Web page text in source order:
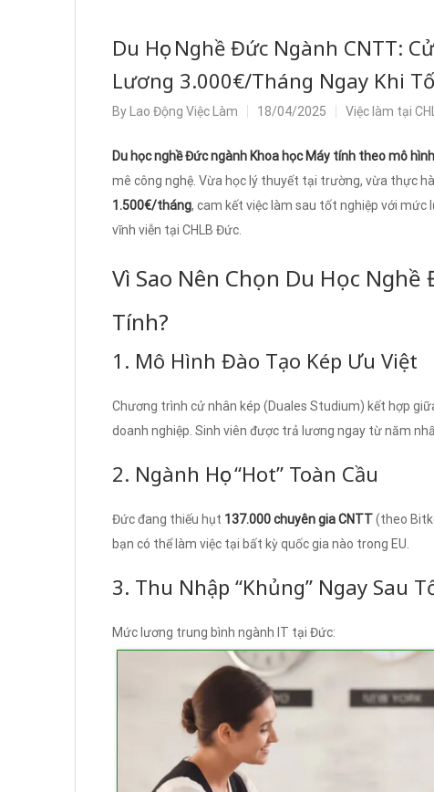
Du Học Nghề Đức Ngành CNTT:
Lương 3.000€/Tháng Ngay Khi
By Lao Động Việc Làm 18/04/2025 Việc làm tại
Du học nghề Đức ngành Khoa học Máy tính theo mô
mê công nghệ. Vừa học lý thuyết tại trường, vừa thực
1.500€/tháng, cam kết việc làm sau tốt nghiệp với mức
vĩnh viễn tại CHLB Đức.
Vì Sao Nên Chọn Du Học
Tính?
1. Mô Hình Đào Tạo Kép Ưu Việt
Chương trình cử nhân kép (Duales Studium) kết hợp
doanh nghiệp. Sinh viên được trả lương ngay từ năm
2. Ngành Học “Hot” Toàn Cầu
Đức đang thiếu hụt 137.000 chuyên gia CNTT(theo
bạn có thể làm việc tại bất kỳ quốc gia nào trong EU.
3. Thu Nhập “Khủng” Ngay Sau
Mức lương trung bình ngành IT tại Đức: